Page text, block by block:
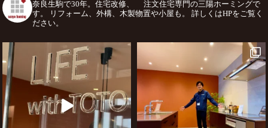
奈良生駒で30年。住宅改修、
注文住宅専門の三陽ホーミングで
す。
リフォーム、外構、木製物置や小屋も。
詳しくはHPをご覧く
ださい。